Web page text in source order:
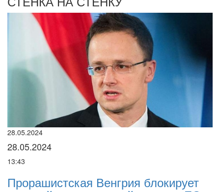
Нацполіція лякає громадян